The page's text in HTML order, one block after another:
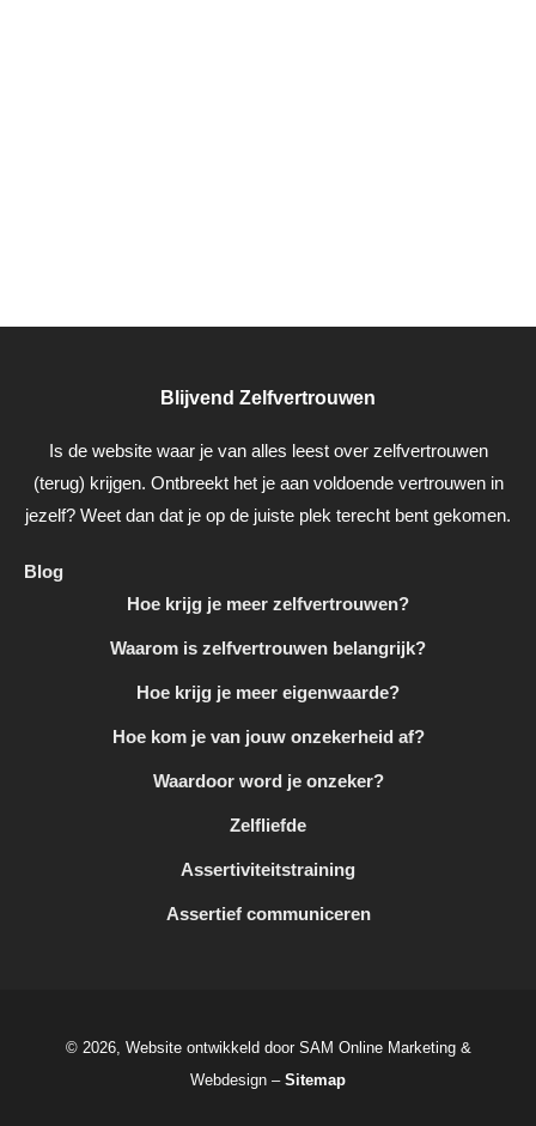
Blijvend Zelfvertrouwen
Is de website waar je van alles leest over zelfvertrouwen
(terug) krijgen. Ontbreekt het je aan voldoende vertrouwen in
jezelf? Weet dan dat je op de juiste plek terecht bent gekomen.
Blog
Hoe krijg je meer zelfvertrouwen?
Waarom is zelfvertrouwen belangrijk?
Hoe krijg je meer eigenwaarde?
Hoe kom je van jouw onzekerheid af?
Waardoor word je onzeker?
Zelfliefde
Assertiviteitstraining
Assertief communiceren
© 2026, Website ontwikkeld door SAM Online Marketing &
Webdesign – Sitemap